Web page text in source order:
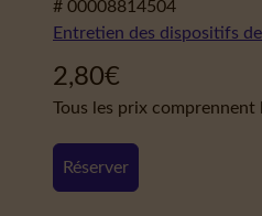
# 00008814504
Entretien des dispositifs
2,80€
Tous les prix comprennent
Réserver